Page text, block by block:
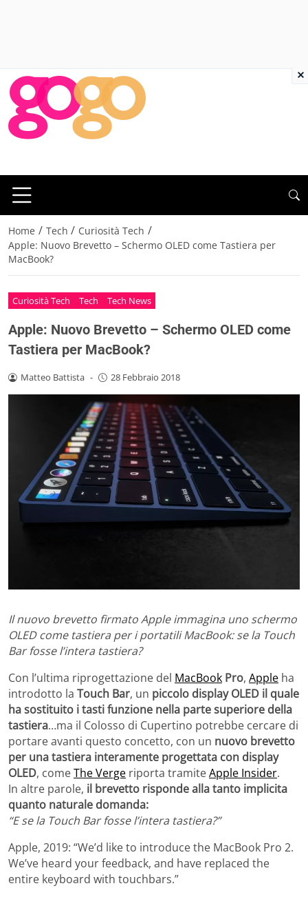
Home / Tech / Curiosità Tech /
Apple: Nuovo Brevetto – Schermo OLED come Tastiera per
MacBook?
Curiosità Tech Tech Tech News
Apple: Nuovo Brevetto – Schermo OLED come
Tastiera per MacBook?
Matteo Battista - 28 Febbraio 2018
Il nuovo brevetto firmato Apple immagina uno schermo
OLED come tastiera per i portatili MacBook: se la Touch
Bar fosse l’intera tastiera?
Con l’ultima riprogettazione del MacBook Pro, Apple ha
introdotto la Touch Bar, un piccolo display OLED il quale
ha sostituito i tasti funzione nella parte superiore della
tastiera…ma il Colosso di Cupertino potrebbe cercare di
portare avanti questo concetto, con un nuovo brevetto
per una tastiera interamente progettata con display
OLED, comeThe Verge riporta tramiteApple Insider.
In altre parole, il brevetto risponde alla tanto implicita
quanto naturale domanda:
“E se la Touch Bar fosse l’intera tastiera?”
Apple, 2019: “We’d like to introduce the MacBook Pro 2.
We’ve heard your feedback, and have replaced the
entire keyboard with touchbars.”
×